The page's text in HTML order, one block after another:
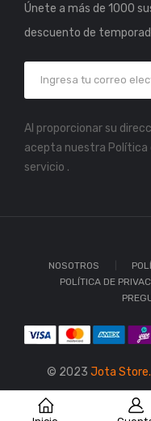
Únete a más de 1000
descuento de
Al proporcionar su
acepta nuestra Política
servicio .
NOSOTROS
POLÍTICA DE
© 2023 Jota Store.